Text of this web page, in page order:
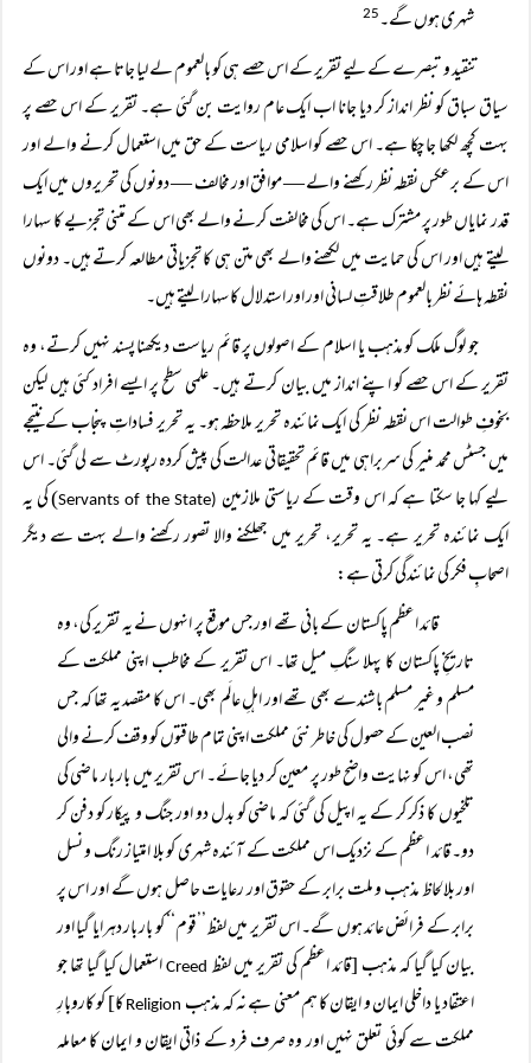
شہری ہوں گے۔25
تنقید و تبصرے کے لیے تقریر کے اس حصے ہی کو بالعموم لے لیا جاتا ہے اور اس کے
سیاق سباق کو نظر انداز کر دیا جانا اب ایک عام روایت بن گئی ہے۔ تقریر کے اس حصے پر
بہت کچھ لکھا جا چکا ہے۔ اس حصے کو اسلامی ریاست کے حق میں استعمال کرنے والے اور
اس کے برعکس نقطہ نظر رکھنے والے — موافق اور مخالف — دونوں کی تحریروں میں ایک
قدر نمایاں طور پر مشترک ہے۔ اس کی مخالفت کرنے والے بھی اس کے متنی تجزیے کا سہارا
لیتے ہیں اور اس کی حمایت میں لکھنے والے بھی متن ہی کا تجزیاتی مطالعہ کرتے ہیں۔ دونوں
نقطہ ہائے نظر بالعموم طلاقتِ لسانی اور اور استدلال کا سہارا لیتے ہیں۔
جو لوگ ملک کو مذہب یا اسلام کے اصولوں پر قائم ریاست دیکھنا پسند نہیں کرتے، وہ
تقریر کے اس حصے کو اپنے انداز میں بیان کرتے ہیں۔ علمی سطح پر ایسے افراد کئی ہیں لیکن
بخوفِ طوالت اس نقطہ نظر کی ایک نمائندہ تحریر ملاحظہ ہو۔ یہ تحریر فساداتِ پنجاب کے نتیجے
میں جسٹس محمد منیر کی سربراہی میں قائم تحقیقاتی عدالت کی پیش کردہ رپورٹ سے لی گئی۔ اس
لیے کہا جا سکتا ہے کہ اس وقت کے ریاستی ملازمین (
Servants of the State) کی یہ
ایک نمائندہ تحریر ہے۔ یہ تحریر، تحریر میں جھلکنے والا تصور رکھنے والے بہت سے دیگر
اصحابِ فکر کی نمائندگی کرتی ہے:
قائد اعظم پاکستان کے بانی تھے اور جس موقع پر انہوں نے یہ تقریر کی، وہ
تاریخِ پاکستان کا پہلا سنگِ میل تھا۔ اس تقریر کے مخاطب اپنی مملکت کے
مسلم و غیر مسلم باشندے بھی تھے اور اہلِ عالَم بھی۔ اس کا مقصد یہ تھا کہ جس
نصب العین کے حصول کی خاطر نئی مملکت اپنی تمام طاقتوں کو وقف کرنے والی
تھی، اس کو نہایت واضح طور پر معین کر دیا جائے۔ اس تقریر میں بار بار ماضی کی
تلخیوں کا ذکر کر کے یہ اپیل کی گئی کہ ماضی کو بدل دو اور جنگ و پیکار کو دفن کر
دو۔ قائد اعظم کے نزدیک اس مملکت کے آئندہ شہری کو بلا امتیاز رنگ و نسل
اور بلالحاظ مذہب و ملت برابر کے حقوق اور رعایات حاصل ہوں گے اور اس پر
برابر کے فرائض عائد ہوں گے۔ اس تقریر میں لفظ ’’قوم‘‘ کو بار بار دہرایا گیا اور
بیان کیا گیا کہ مذہب [قائد اعظم کی تقریر میں لفظCreed
استعمال کیا گیا تھا جو
اعتقاد یا داخلی ایمان و ایقان کا ہم معنی ہے نہ کہ مذہب
کا] کو کاروبارِ
مملکت سے کوئی تعلق نہیں اور وہ صرف فرد کے ذاتی ایقان و ایمان کا معاملہ